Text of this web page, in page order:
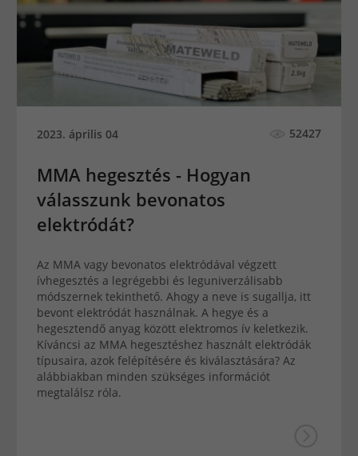
2023. április 04 52427
MMA hegesztés - Hogyan
válasszunk bevonatos
elektródát?
Az MMA vagy bevonatos elektródával végzett
ívhegesztés a legrégebbi és leguniverzálisabb
módszernek tekinthető. Ahogy a neve is sugallja, itt
bevont elektródát használnak. A hegye és a
hegesztendő anyag között elektromos ív keletkezik.
Kíváncsi az MMA hegesztéshez használt elektródák
típusaira, azok felépítésére és kiválasztására? Az
alábbiakban minden szükséges információt
megtalálsz róla.